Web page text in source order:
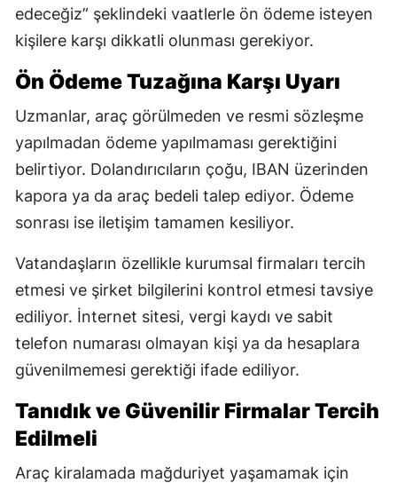
edeceğiz” şeklindeki vaatlerle ön ödeme isteyen
kişilere karşı dikkatli olunması gerekiyor.
Ön Ödeme Tuzağına Karşı Uyarı
Uzmanlar, araç görülmeden ve resmi sözleşme
yapılmadan ödeme yapılmaması gerektiğini
belirtiyor. Dolandırıcıların çoğu, IBAN üzerinden
kapora ya da araç bedeli talep ediyor. Ödeme
sonrası ise iletişim tamamen kesiliyor.
Vatandaşların özellikle kurumsal firmaları tercih
etmesi ve şirket bilgilerini kontrol etmesi tavsiye
ediliyor. İnternet sitesi, vergi kaydı ve sabit
telefon numarası olmayan kişi ya da hesaplara
güvenilmemesi gerektiği ifade ediliyor.
Tanıdık ve Güvenilir Firmalar Tercih
Edilmeli
Araç kiralamada mağduriyet yaşamamak için